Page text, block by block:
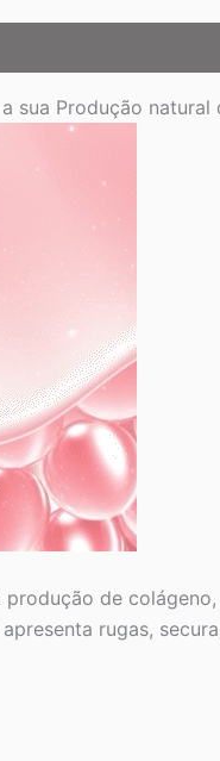
sua Produção
produção de
rugas,